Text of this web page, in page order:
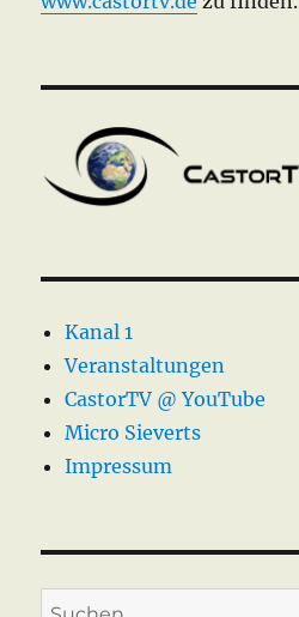
Kanal 1
Veranstaltungen
CastorTV @ YouTube
Micro Sieverts
Impressum
Suche